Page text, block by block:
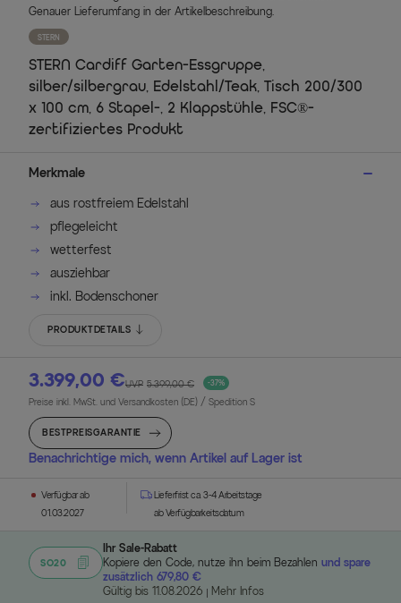
Genauer Lieferumfang in der Artikelbeschreibung.
STERN
STERN Cardiff Garten-Essgruppe,
silber/silbergrau, Edelstahl/Teak, Tisch 200/300
x 100 cm, 6 Stapel-, 2 Klappstühle, FSC®-
zertifiziertes Produkt
Merkmale
aus rostfreiem Edelstahl
pflegeleicht
wetterfest
ausziehbar
inkl. Bodenschoner
PRODUKTDETAILS
3.399,00 € -37%
UVP 5.399,00 €
Preise inkl. MwSt. und Versandkosten (DE) / Spedition S
BESTPREISGARANTIE
Benachrichtige mich, wenn Artikel auf Lager ist
Verfügbar ab
01.03.2027
Lieferfrist ca. 3-4 Arbeitstage
ab Verfügbarkeitsdatum
SO20
Ihr Sale-Rabatt
Kopiere den Code, nutze ihn beim Bezahlen und spare
zusätzlich 679,80 €
Gültig bis 11.08.2026
Mehr Infos